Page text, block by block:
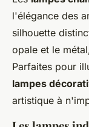
l'élégance des
silhouette
opale et le
Parfaites pour
lampes
artistique à